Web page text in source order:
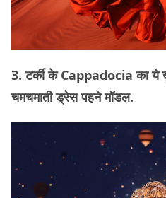
3. टर्की के Cappadocia का
चमचमाती ड्रेस पहने मॉडल.